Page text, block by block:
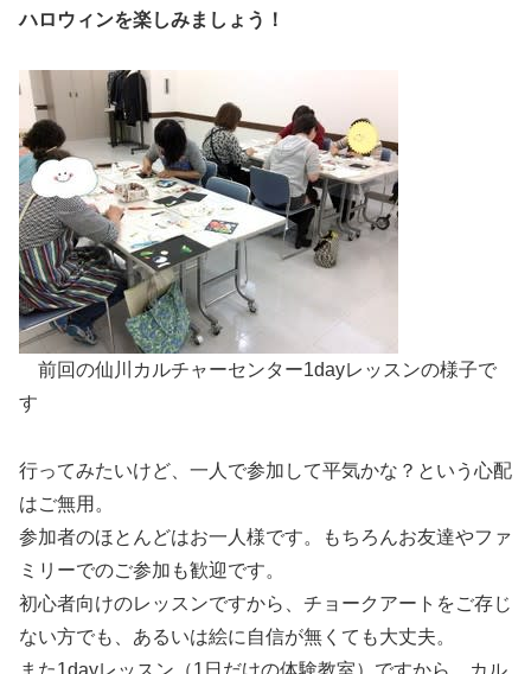
ハロウィンを楽しみましょう！
前回の仙川カルチャーセンター1dayレッスンの様子で
す
行ってみたいけど、一人で参加して平気かな？という心配
はご無用。
参加者のほとんどはお一人様です。もちろんお友達やファ
ミリーでのご参加も歓迎です。
初心者向けのレッスンですから、チョークアートをご存じ
ない方でも、あるいは絵に自信が無くても大丈夫。